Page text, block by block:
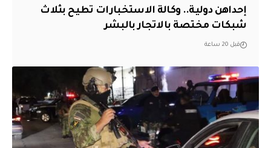
إحداهن دولية.. وكالة الاستخبارات تطيح بثلاث
شبكات مختصة بالاتجار بالبشر
قبل 20 ساعة